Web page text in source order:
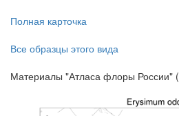
Полная карточка
Все образцы этого вида
Материалы "Атласа флоры России" (